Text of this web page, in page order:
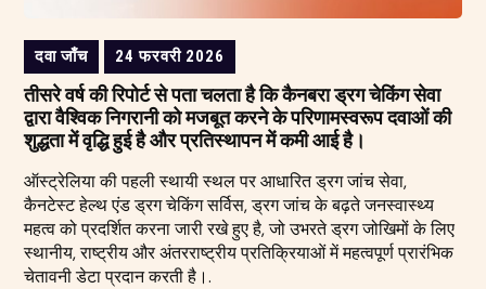
दवा जाँच 24 फरवरी 2026
तीसरे वर्ष की रिपोर्ट से पता चलता है कि कैनबरा ड्रग चेकिंग सेवा
द्वारा वैश्विक निगरानी को मजबूत करने के परिणामस्वरूप दवाओं की
शुद्धता में वृद्धि हुई है और प्रतिस्थापन में कमी आई है।
ऑस्ट्रेलिया की पहली स्थायी स्थल पर आधारित ड्रग जांच सेवा,
कैनटेस्ट हेल्थ एंड ड्रग चेकिंग सर्विस, ड्रग जांच के बढ़ते जनस्वास्थ्य
महत्व को प्रदर्शित करना जारी रखे हुए है, जो उभरते ड्रग जोखिमों के लिए
स्थानीय, राष्ट्रीय और अंतरराष्ट्रीय प्रतिक्रियाओं में महत्वपूर्ण प्रारंभिक
चेतावनी डेटा प्रदान करती है।.